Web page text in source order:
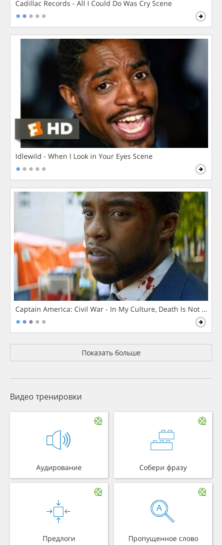
Cadillac Records - All I Could Do Was Cry Scene
Idlewild - When I Look in Your Eyes Scene
Captain America: Civil War - In My Culture, Death Is Not The
Показать больше
Видео тренировки
Аудирование Собери фразу
Предлоги Пропущенное слово